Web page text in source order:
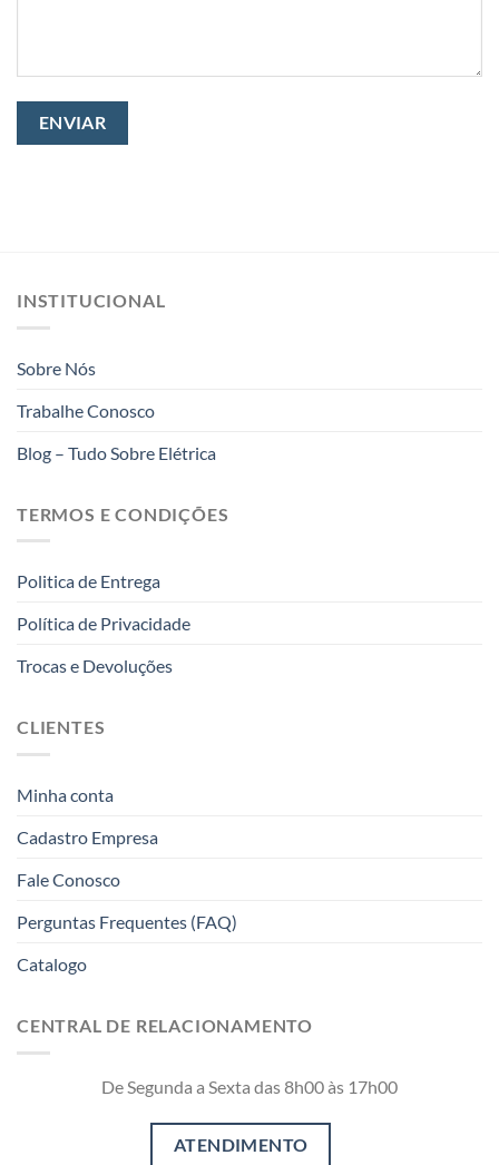
INSTITUCIONAL
Sobre Nós
Trabalhe Conosco
Blog – Tudo Sobre Elétrica
TERMOS E CONDIÇÕES
Politica de Entrega
Política de Privacidade
Trocas e Devoluções
CLIENTES
Minha conta
Cadastro Empresa
Fale Conosco
Perguntas Frequentes (FAQ)
Catalogo
CENTRAL DE RELACIONAMENTO
De Segunda a Sexta das 8h00 às 17h00